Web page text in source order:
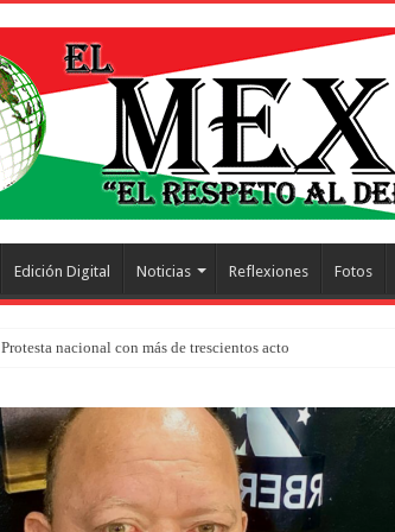
Edición Digital Noticias Reflexiones Fotos
Protesta nacional con más de trescientos actos honra a